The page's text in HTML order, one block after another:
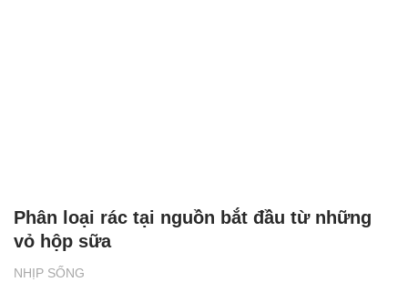
NHỊP SỐNG
Phân loại rác tại nguồn bắt đầu từ những
vỏ hộp sữa